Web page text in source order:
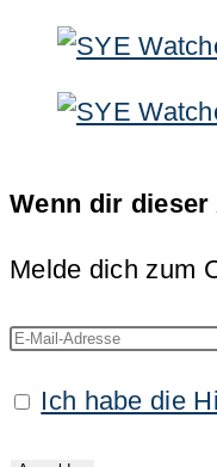
Wenn dir
Melde dich zum
Ich habe die